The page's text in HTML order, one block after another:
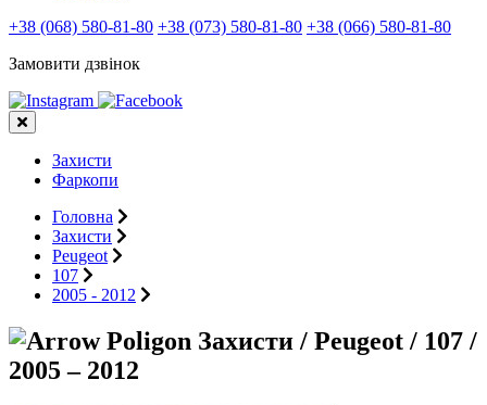
+38 (068) 580-81-80 +38 (073) 580-81-80 +38 (066) 580-81-80
Замовити дзвінок
Захисти
Фаркопи
Головна
Захисти
Peugeot
107
2005 - 2012
Захисти / Peugeot / 107 /
2005 – 2012